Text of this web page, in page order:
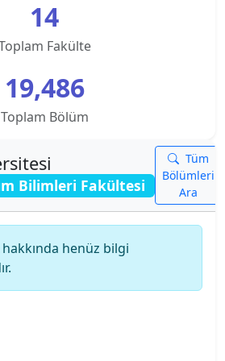
Beyazıt Üniversitesi
ve Tasarım Üniversitesi
Fakültesi
14
Fakülte
19,486
Toplam Bölüm
Bilimleri Fakültesi
Tüm
Bölümleri
Ara
henüz bilgi